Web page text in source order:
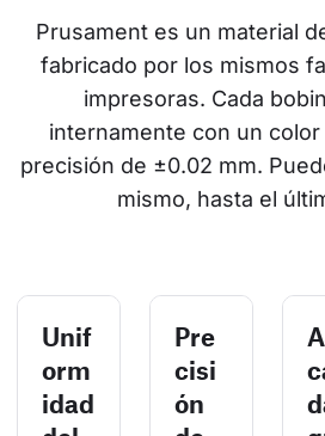
Prusament es un material
fabricado por los mismos
impresoras. Cada
internamente con un
precisión de ±0.02 mm.
mismo, hasta el
Unif
orm
idad
Pre
cisi
ón